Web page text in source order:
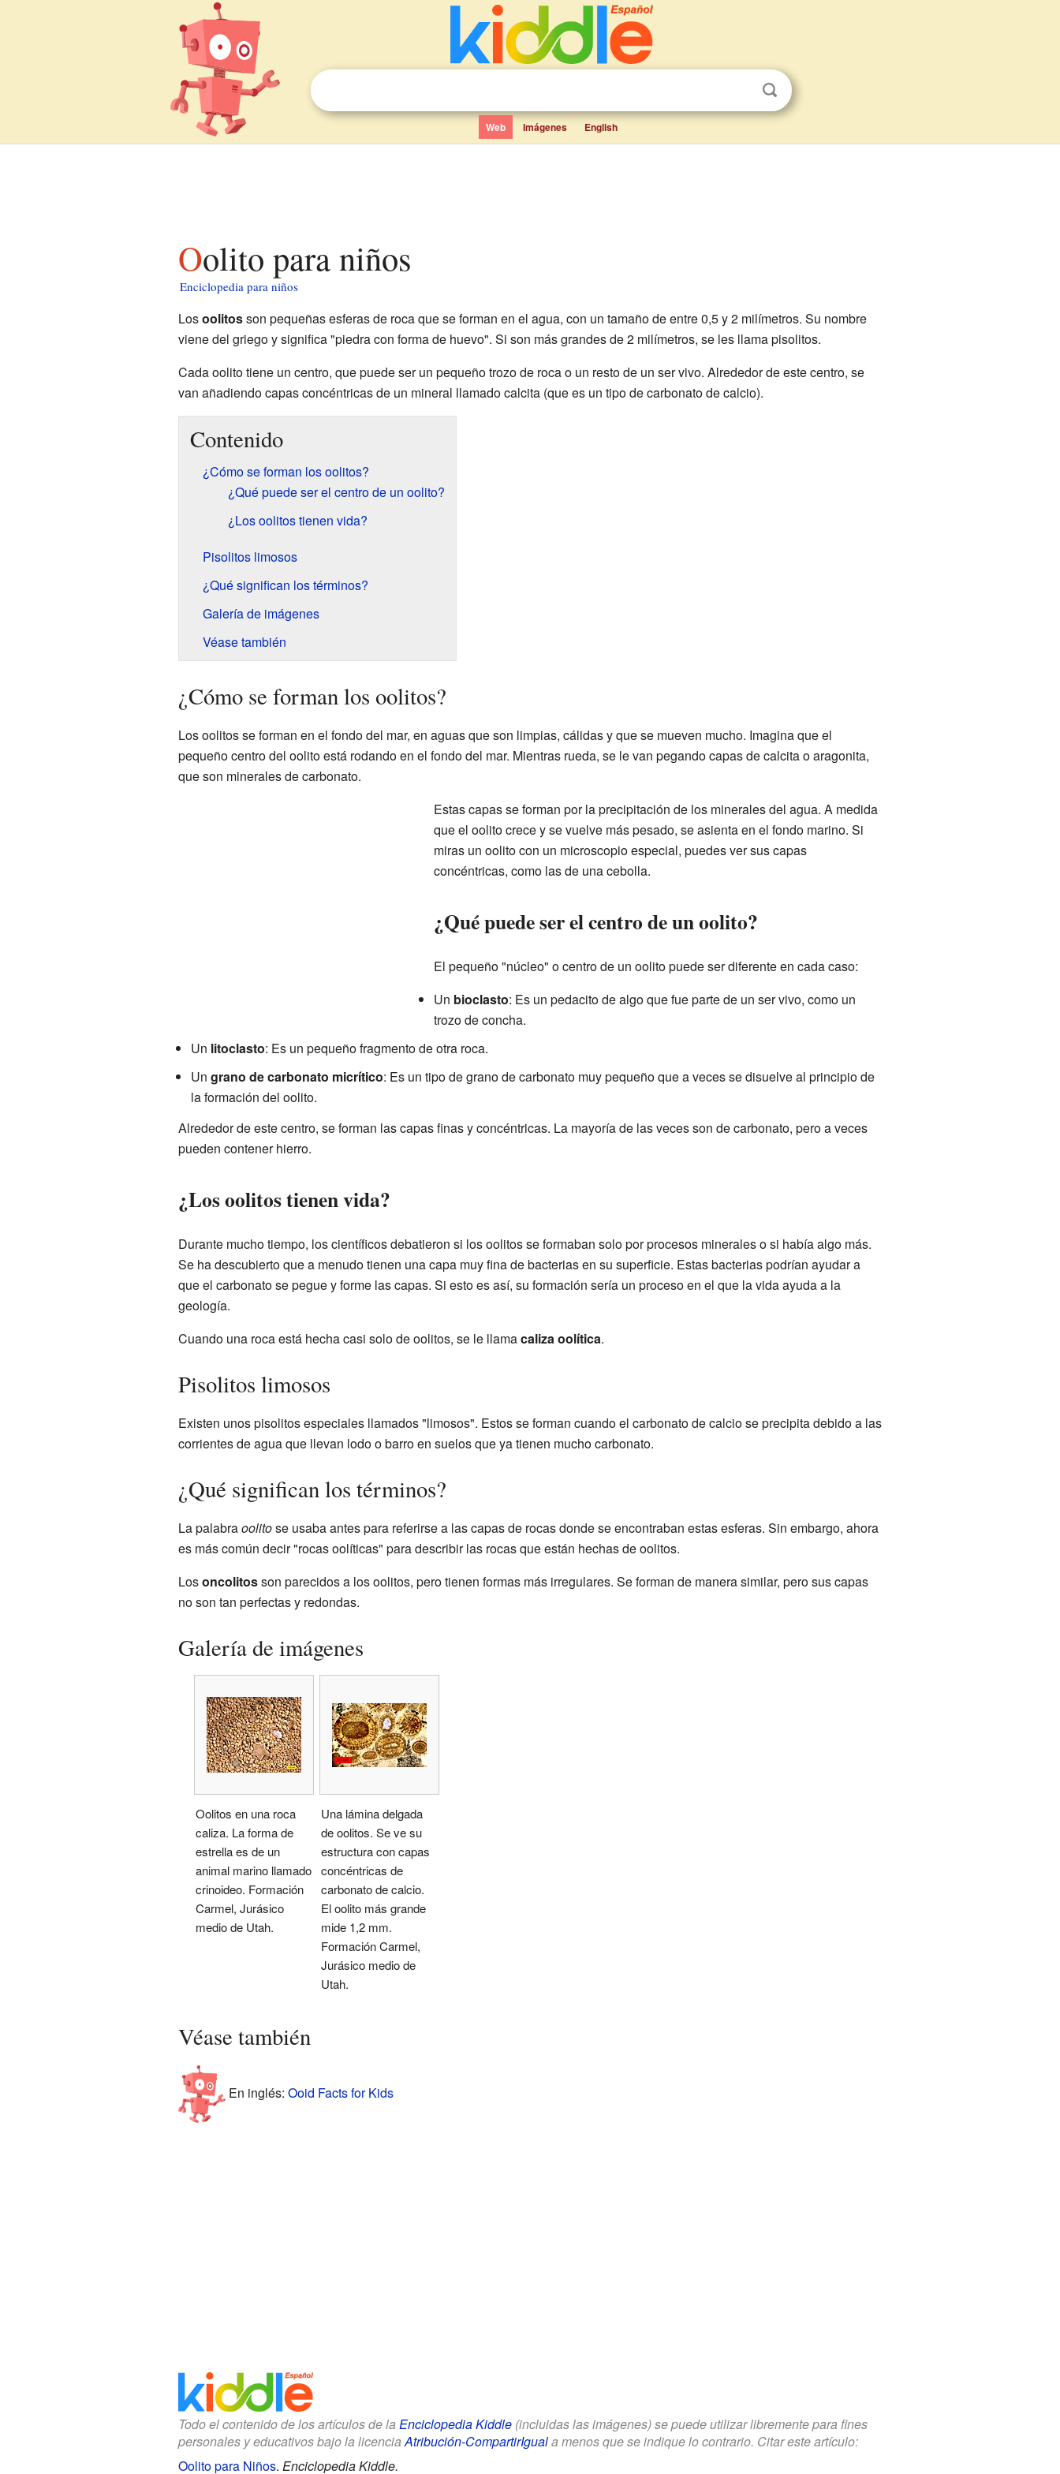
Web Imágenes English
Oolito para niños
Enciclopedia para niños
Losoolitosson pequeñas esferas de roca que se forman en el agua, con un tamaño de entre 0,5 y 2 milímetros. Su nombre
viene del griego y significa "piedra con forma de huevo". Si son más grandes de 2 milímetros, se les llama pisolitos.
Cada oolito tiene un centro, que puede ser un pequeño trozo de roca o un resto de un ser vivo. Alrededor de este centro, se
van añadiendo capas concéntricas de un mineral llamado calcita (que es un tipo de carbonato de calcio).
Contenido
¿Cómo se forman los oolitos?
¿Qué puede ser el centro de un oolito?
¿Los oolitos tienen vida?
Pisolitos limosos
¿Qué significan los términos?
Galería de imágenes
Véase también
¿Cómo se forman los oolitos?
Los oolitos se forman en el fondo del mar, en aguas que son limpias, cálidas y que se mueven mucho. Imagina que el
pequeño centro del oolito está rodando en el fondo del mar. Mientras rueda, se le van pegando capas de calcita o aragonita,
que son minerales de carbonato.
Estas capas se forman por la precipitación de los minerales del agua. A medida
que el oolito crece y se vuelve más pesado, se asienta en el fondo marino. Si
miras un oolito con un microscopio especial, puedes ver sus capas
concéntricas, como las de una cebolla.
¿Qué puede ser el centro de un oolito?
El pequeño "núcleo" o centro de un oolito puede ser diferente en cada caso:
Un bioclasto: Es un pedacito de algo que fue parte de un ser vivo, como un
trozo de concha.
Un litoclasto: Es un pequeño fragmento de otra roca.
Un grano de carbonato micrítico: Es un tipo de grano de carbonato muy pequeño que a veces se disuelve al principio de
la formación del oolito.
Alrededor de este centro, se forman las capas finas y concéntricas. La mayoría de las veces son de carbonato, pero a veces
pueden contener hierro.
¿Los oolitos tienen vida?
Durante mucho tiempo, los científicos debatieron si los oolitos se formaban solo por procesos minerales o si había algo más.
Se ha descubierto que a menudo tienen una capa muy fina de bacterias en su superficie. Estas bacterias podrían ayudar a
que el carbonato se pegue y forme las capas. Si esto es así, su formación sería un proceso en el que la vida ayuda a la
geología.
Cuando una roca está hecha casi solo de oolitos, se le llamacaliza oolítica.
Pisolitos limosos
Existen unos pisolitos especiales llamados "limosos". Estos se forman cuando el carbonato de calcio se precipita debido a las
corrientes de agua que llevan lodo o barro en suelos que ya tienen mucho carbonato.
¿Qué significan los términos?
La palabraoolitose usaba antes para referirse a las capas de rocas donde se encontraban estas esferas. Sin embargo, ahora
es más común decir "rocas oolíticas" para describir las rocas que están hechas de oolitos.
Losoncolitosson parecidos a los oolitos, pero tienen formas más irregulares. Se forman de manera similar, pero sus capas
no son tan perfectas y redondas.
Galería de imágenes
Oolitos en una roca
caliza. La forma de
estrella es de un
animal marino llamado
crinoideo. Formación
Carmel, Jurásico
medio de Utah.
Una lámina delgada
de oolitos. Se ve su
estructura con capas
concéntricas de
carbonato de calcio.
El oolito más grande
mide 1,2 mm.
Formación Carmel,
Jurásico medio de
Utah.
Véase también
En inglés: Ooid Facts for Kids
Todo el contenido de los artículos de la Enciclopedia Kiddle(incluidas las imágenes) se puede utilizar libremente para fines
personales y educativos bajo la licencia Atribución-CompartirIguala menos que se indique lo contrario. Citar este artículo:
Oolito para Niños. Enciclopedia Kiddle.